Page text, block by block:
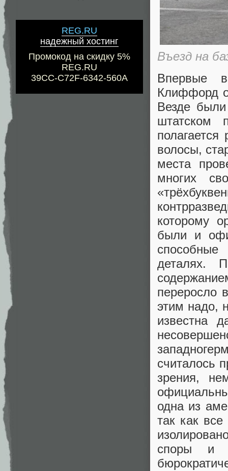
REG.RU
надежный хостинг
Промокод на скидку 5%
REG.RU
39CC-C72F-6342-560A
Въезд на
Впервые
Клиффорд
Везде
штатском
волосы,
места
многих
которому
были и
деталях.
переросло
этим надо,
известна
считалось
зрения,
одна из
так как
споры и